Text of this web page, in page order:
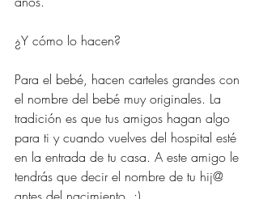
¿Y cómo lo hacen?
Para el bebé, hacen carteles grandes con
el nombre del bebé muy originales. La
tradición es que tus amigos hagan algo
para ti y cuando vuelves del hospital esté
en la entrada de tu casa. A este amigo le
tendrás que decir el nombre de tu hij@